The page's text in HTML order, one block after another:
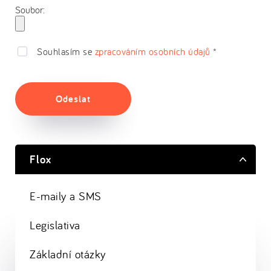
Soubor:
Souhlasím se zpracováním osobních údajů *
Odeslat
Flox
E-maily a SMS
Legislativa
Základní otázky